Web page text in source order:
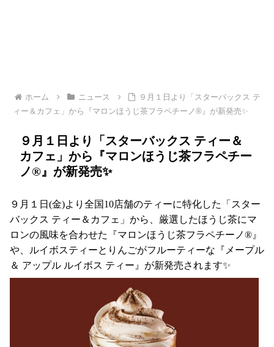
ホーム ニュース
９月１日より「スターバックス テ
ィー＆カフェ」から『マロンほうじ茶フラペチーノ®』が新発売✨
９月１日より「スターバックス ティー＆
カフェ」から『マロンほうじ茶フラペチー
ノ®』が新発売✨
９月１日(金)より全国10店舗のティーに特化した「スター
バックス ティー＆カフェ」から、厳選したほうじ茶にマ
ロンの風味を合わせた『マロンほうじ茶フラペチーノ®』
や、ルイボスティーとりんごがフルーティーな『メープル
＆ アップル ルイボス ティー』が新発売されます✨